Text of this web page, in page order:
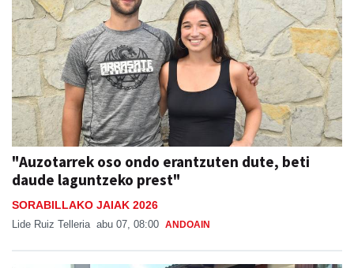
"Auzotarrek oso ondo erantzuten dute, beti
daude laguntzeko prest"
SORABILLAKO JAIAK 2026
Lide Ruiz Telleria abu 07, 08:00